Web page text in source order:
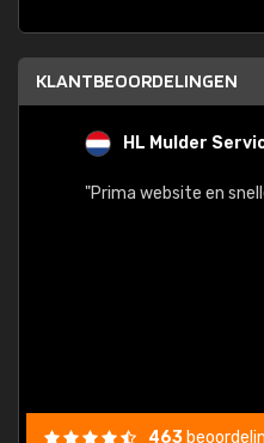
KLANTBEOORDELINGEN
HL Mulder
"Prima website en
463